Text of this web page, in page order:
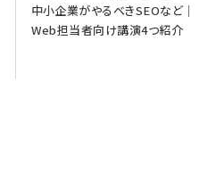
中小企業がやるべきSEOなど｜
Web担当者向け講演4つ紹介